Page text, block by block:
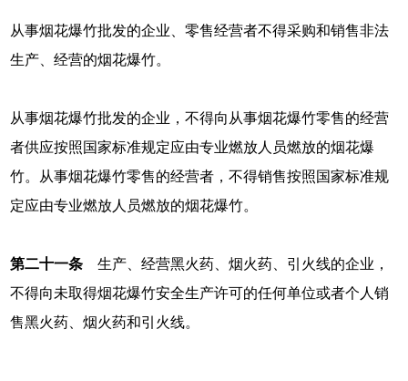
从事烟花爆竹批发的企业、零售经营者不得采购和销售非法
生产、经营的烟花爆竹。
从事烟花爆竹批发的企业，不得向从事烟花爆竹零售的经营
者供应按照国家标准规定应由专业燃放人员燃放的烟花爆
竹。从事烟花爆竹零售的经营者，不得销售按照国家标准规
定应由专业燃放人员燃放的烟花爆竹。
第二十一条 生产、经营黑火药、烟火药、引火线的企业，
不得向未取得烟花爆竹安全生产许可的任何单位或者个人销
售黑火药、烟火药和引火线。